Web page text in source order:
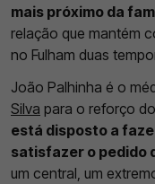
mais próximo da
relação que mantém
no Fulham duas
João Palhinha é o
Silva para o reforço
está disposto a
satisfazer o pedido
um central, um